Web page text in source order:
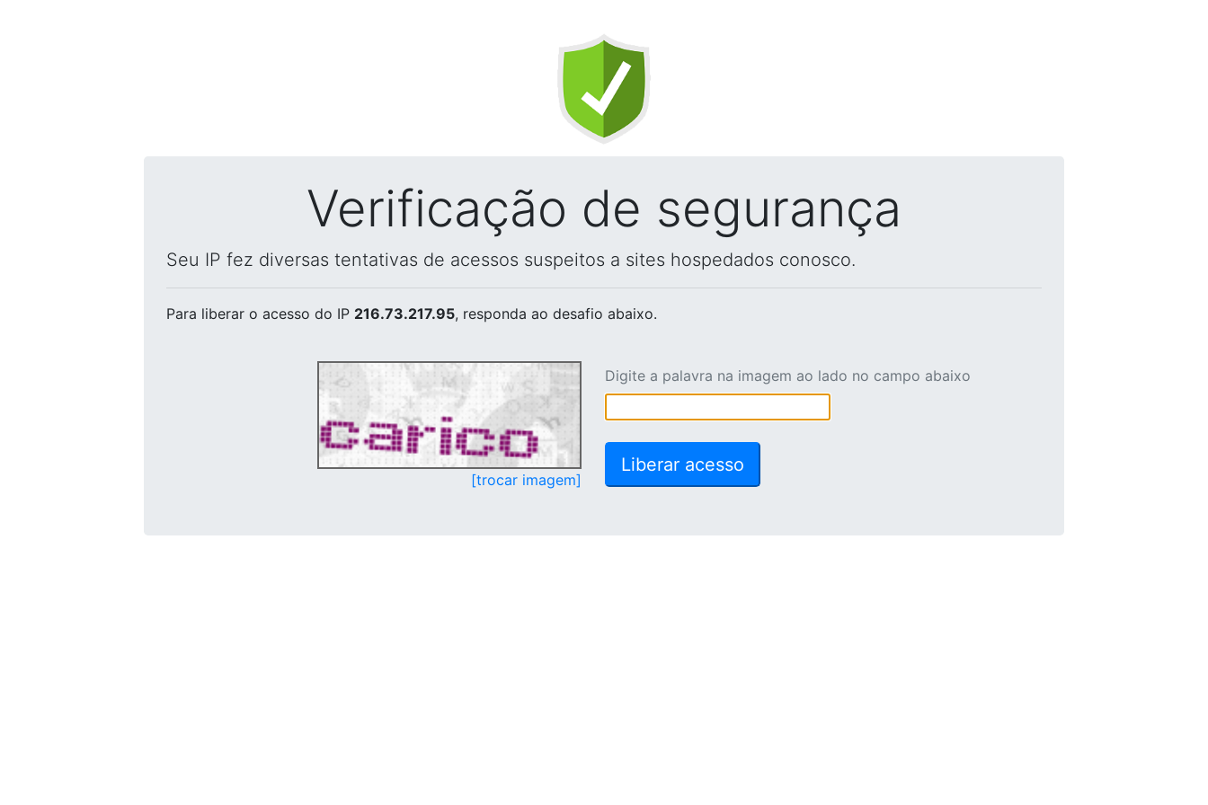
Verificação de segurança
Seu IP fez diversas tentativas de acessos suspeitos a sites hospedados conosco.
Para liberar o acesso do IP 216.73.217.95, responda ao desafio abaixo.
[trocar imagem]
Digite a palavra na imagem ao lado no campo abaixo